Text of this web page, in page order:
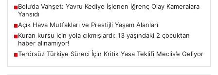
■Bolu’da Vahşet: Yavru Kediye İşlenen İğrenç Olay Kameralara
Yansıdı
■Açık Hava Mutfakları ve Prestijli Yaşam Alanları
■Kuran kursu için yola çıkmışlardı: 13 yaşındaki 2 çocuktan
haber alınamıyor!
■Terörsüz Türkiye Süreci İçin Kritik Yasa Teklifi Meclis’e Geliyor